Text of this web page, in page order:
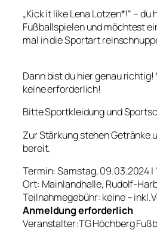
„Kick it like Lena Lotzen*!“ – du
Fußballspielen und möchtest
mal in die Sportart
Dann bist du hier genau
keine erforderlich!
Bitte Sportkleidung und
Zur Stärkung stehen Getränke
bereit.
Termin: Samstag, 09.03.2024 |
Ort: Mainlandhalle, Rudolf-
Teilnahmegebühr: keine –
Anmeldung erforderlich
Veranstalter:TG Höchberg